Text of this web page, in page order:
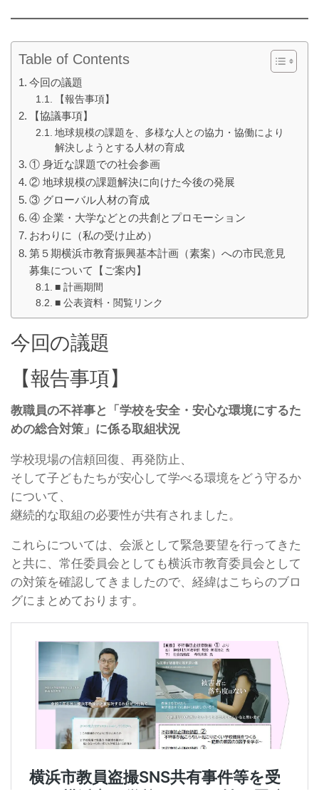
Table of Contents
今回の議題
【報告事項】
【協議事項】
地球規模の課題を、多様な人との協力・協働により
解決しようとする人材の育成
① 身近な課題での社会参画
② 地球規模の課題解決に向けた今後の発展
③ グローバル人材の育成
④ 企業・大学などとの共創とプロモーション
おわりに（私の受け止め）
第５期横浜市教育振興基本計画（素案）への市民意見
募集について【ご案内】
■ 計画期間
■ 公表資料・閲覧リンク
今回の議題
【報告事項】
教職員の不祥事と「学校を安全・安心な環境にするた
めの総合対策」に係る取組状況
学校現場の信頼回復、再発防止、
そして子どもたちが安心して学べる環境をどう守るか
について、
継続的な取組の必要性が共有されました。
これらについては、会派として緊急要望を行ってきた
と共に、常任委員会としても横浜市教育委員会として
の対策を確認してきましたので、経緯はこちらのブロ
グにまとめております。